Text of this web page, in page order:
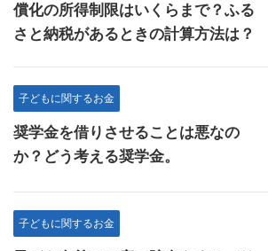
償化の所得制限はいくらまで？ふる
さと納税があるときの計算方法は？
子どもに関するお金
奨学金を借りさせることは悪なの
か？どう考える奨学金。
子どもに関するお金